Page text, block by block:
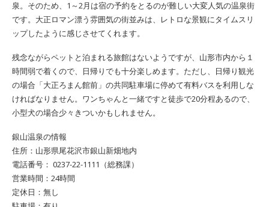
泉。そのため、1～2月は宿の予約をとるのが難しい大変人気の温泉街
です。大正ロマン漂う雰囲気の街並みは、レトロな景観にタイムスリ
ップしたように感じさせてくれます。
残念ながらペットと泊まれる旅館はないようですが、山形市内から１
時間弱で着くので、日帰りでも十分楽しめます。ただし、日帰り観光
の場合「大正ろまん館前」の共同駐車場に停めて有料バスを利用しな
ければなりません。ワンちゃんと一緒ですと徒歩で20分程あるので、
小型犬の場合少々きついかもしれません。
銀山温泉の情報
住所：山形県尾花沢市銀山新畑地内
電話番号： 0237-22-1111（総務課）
営業時間：24時間
定休日：無し